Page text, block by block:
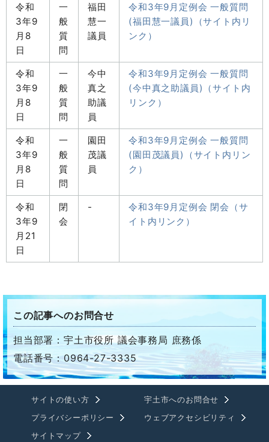
令和
3年9
月8
日
一
般
質
問
福田
慧一
議員
令和3年9月定例会 一般質問
(福田慧一議員)（サイト内リ
ンク）
令和
3年9
月8
日
一
般
質
問
今中
真之
助議
員
令和3年9月定例会 一般質問
(今中真之助議員)（サイト内
リンク）
令和
3年9
月8
日
一
般
質
問
園田
茂議
員
令和3年9月定例会 一般質問
(園田茂議員)（サイト内リン
ク）
令和
3年9
月21
日
閉
会
-
令和3年9月定例会 閉会（サ
イト内リンク）
この記事へのお問合せ
担当部署：宇土市役所 議会事務局 庶務係
電話番号：0964-27-3335
サイトの使い方
宇土市へのお問合せ
プライバシーポリシー
ウェブアクセシビリティ
サイトマップ